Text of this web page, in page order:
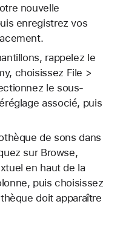
nouvelle
enregistrez vos
rappelez le
choisissez File >
le sous-
associé, puis
de sons dans
sur Browse,
en haut de la
puis choisissez
doit apparaître